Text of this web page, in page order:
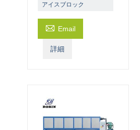
アイスブロック
 Email
詳細